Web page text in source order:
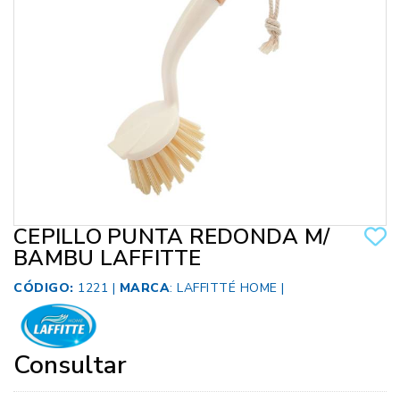
CEPILLO PUNTA REDONDA M/
BAMBU LAFFITTE
CÓDIGO: 1221 | MARCA: LAFFITTÉ HOME |
Consultar